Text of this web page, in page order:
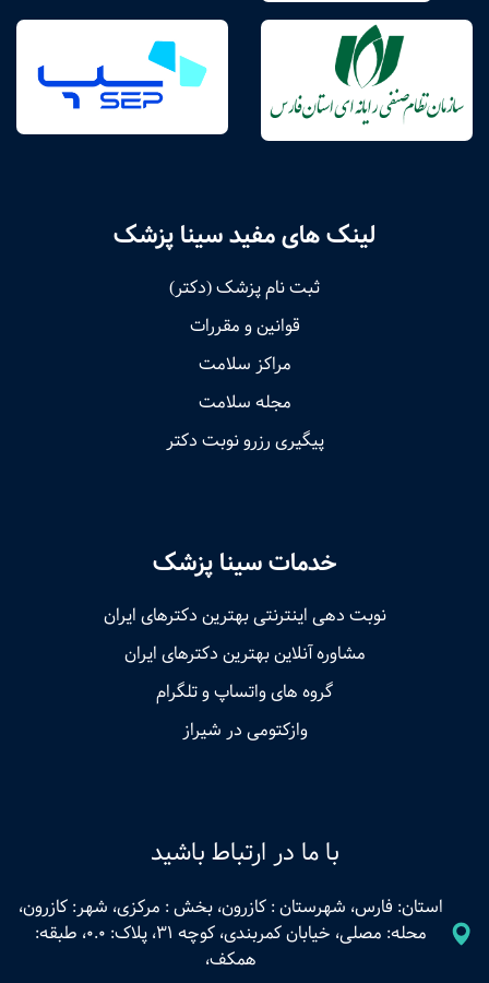
لینک های مفید سینا پزشک
ثبت نام پزشک (دکتر)
قوانین و مقررات
مراکز سلامت
مجله سلامت
پیگیری رزرو نوبت دکتر
خدمات سینا پزشک
نوبت‌ دهی اینترنتی بهترین دکترهای ایران
مشاوره آنلاین بهترین دکترهای ایران
گروه های واتساپ و تلگرام
وازکتومی در شیراز
با ما در ارتباط باشید
استان: فارس، شهرستان : کازرون، بخش : مرکزی، شهر: کازرون،
محله: مصلی، خیابان کمربندی، کوچه 31، پلاک: 0.0، طبقه:
همکف،